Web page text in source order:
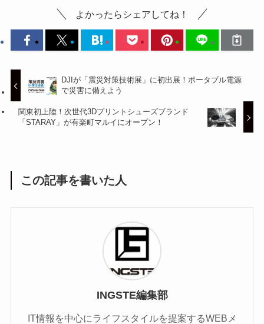
よかったらシェアしてね！
DJIが「震災対策技術展」に初出展！ポータブル電源
で災害に備えよう
関東初上陸！次世代3Dプリントシューズブランド
「STARAY」が有楽町マルイにオープン！
この記事を書いた人
INGSTE編集部
IT情報を中心にライフスタイルを提案するWEBメ